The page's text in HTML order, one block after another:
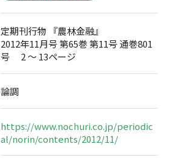
定期刊行物 『農林金融』
2012年11月号 第65巻 第11号 通巻801
号 2 ～ 13ページ
論調
https://www.nochuri.co.jp/periodic
al/norin/contents/2012/11/